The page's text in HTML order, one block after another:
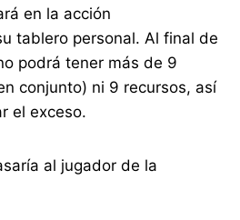
en la acción
tablero personal. Al final de
podrá tener más de 9
conjunto) ni 9 recursos, así
el exceso.
al jugador de la